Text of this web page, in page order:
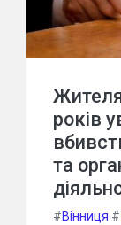
років
та
#Вінниця #